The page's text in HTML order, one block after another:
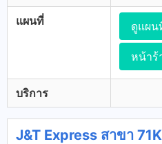
แผนที่ ดูแผน
หน้าร้
บริการ
J&T Express สาขา